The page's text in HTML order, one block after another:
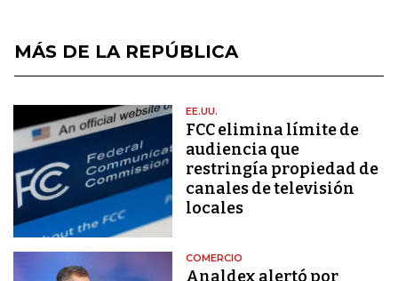
MÁS DE LA REPÚBLICA
EE.UU.
FCC elimina límite de
audiencia que
restringía propiedad de
canales de televisión
locales
COMERCIO
Analdex alertó por